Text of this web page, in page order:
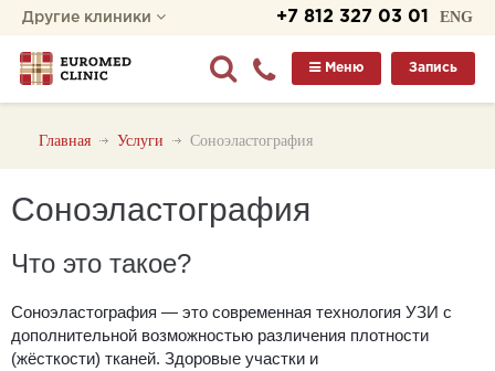
ENG
+7 812 327 03 01
Другие клиники
Запись
Меню
Главная Услуги Соноэластография
Соноэластография
Что это такое?
Соноэластография — это современная технология УЗИ с
дополнительной возможностью различения плотности
(жёсткости) тканей. Здоровые участки и